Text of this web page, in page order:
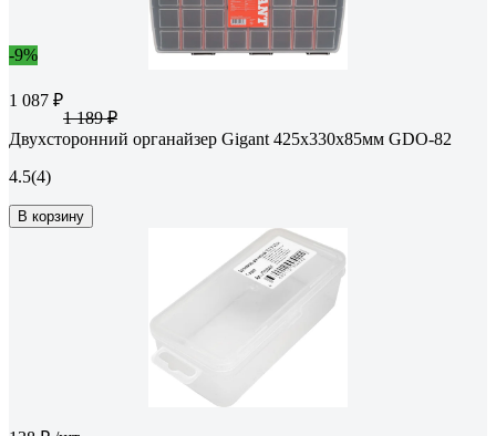
-9%
1 087 ₽
1 189 ₽
Двухсторонний органайзер Gigant 425x330x85мм GDO-82
4.5(4)
В корзину